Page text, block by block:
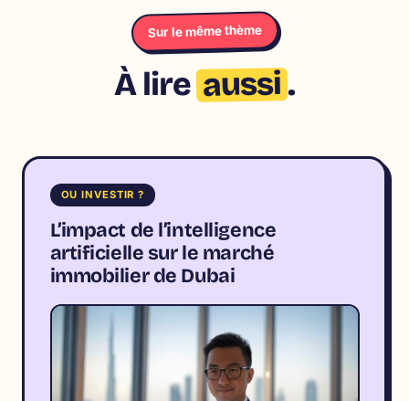
Sur le même thème
À lireaussi.
OU INVESTIR ?
L’impact de l’intelligence
artificielle sur le marché
immobilier de Dubai